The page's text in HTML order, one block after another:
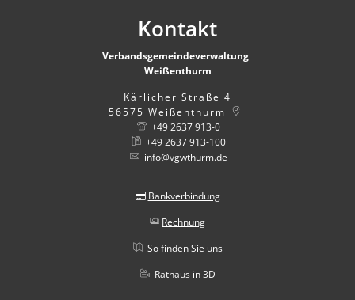
Kontakt
Verbandsgemeindeverwaltung
Weißenthurm
Kärlicher Straße 4
56575 Weißenthurm
+49 2637 913-0
+49 2637 913-100
info@vgwthurm.de
Bankverbindung
Rechnung
So finden Sie uns
Rathaus in 3D